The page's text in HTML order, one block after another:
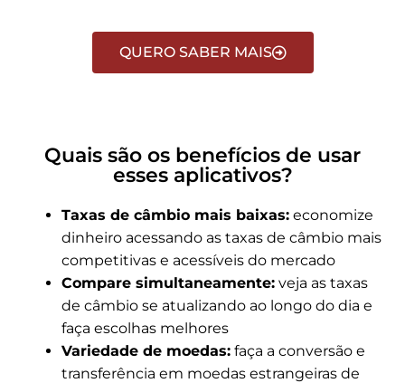
QUERO SABER MAIS
Quais são os benefícios de usar
esses aplicativos?
Taxas de câmbio mais baixas: economize
dinheiro acessando as taxas de câmbio mais
competitivas e acessíveis do mercado
Compare simultaneamente: veja as taxas
de câmbio se atualizando ao longo do dia e
faça escolhas melhores
Variedade de moedas: faça a conversão e
transferência em moedas estrangeiras de